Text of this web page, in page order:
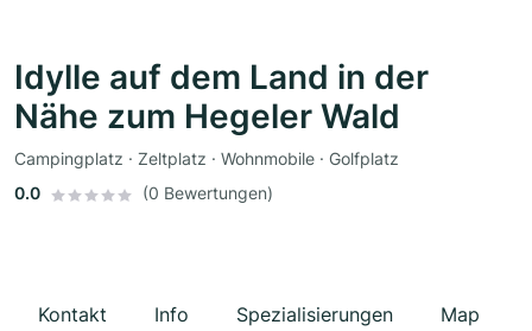
Idylle auf dem Land in der
Nähe zum Hegeler Wald
Campingplatz · Zeltplatz · Wohnmobile · Golfplatz
0.0
(0 Bewertungen)
Kontakt Info Spezialisierungen Map